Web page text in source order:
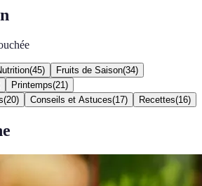
(45) Fruits de Saison(34)
Printemps(21 )
(20) Conseils et Astuces(17) Recettes(16)